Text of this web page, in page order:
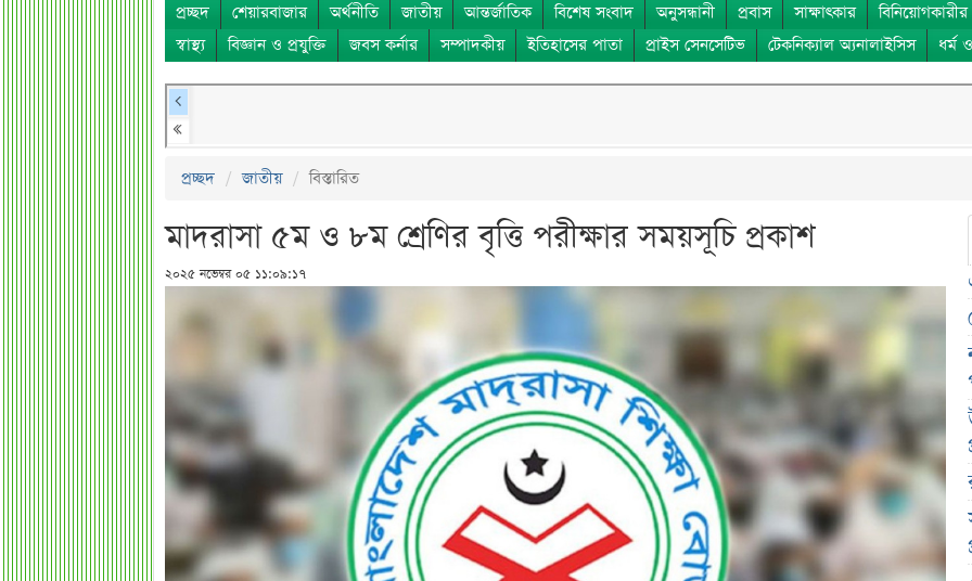
প্রচ্ছদ
শেয়ারবাজার অর্থনীতি জাতীয় আন্তর্জাতিক বিশেষ সংবাদ অনুসন্ধানী প্রবাস সাক্ষাৎকার
স্বাস্থ্য
বিজ্ঞান ও প্রযুক্তি জবস কর্নার সম্পাদকীয় ইতিহাসের পাতা প্রাইস সেনসেটিভ টেকনিক্যাল অ্যনালাইসিস ধর্ম
প্রচ্ছদ জাতীয় বিস্তারিত
মাদরাসা ৫ম ও ৮ম শ্রেণির বৃত্তি পরীক্ষার সময়সূচি প্রকাশ
২০২৫ নভেম্বর ০৫ ১১:০৯:১৭